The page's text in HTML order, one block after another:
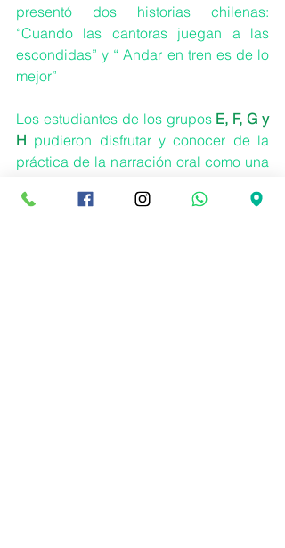
presentó dos historias chilenas:
“Cuando las cantoras juegan a las
escondidas” y “ Andar en tren es de lo
mejor”
Los estudiantes de los grupos E, F, G y
H pudieron disfrutar y conocer de la
práctica de la narración oral como una
que permite trasmitir  las historias de